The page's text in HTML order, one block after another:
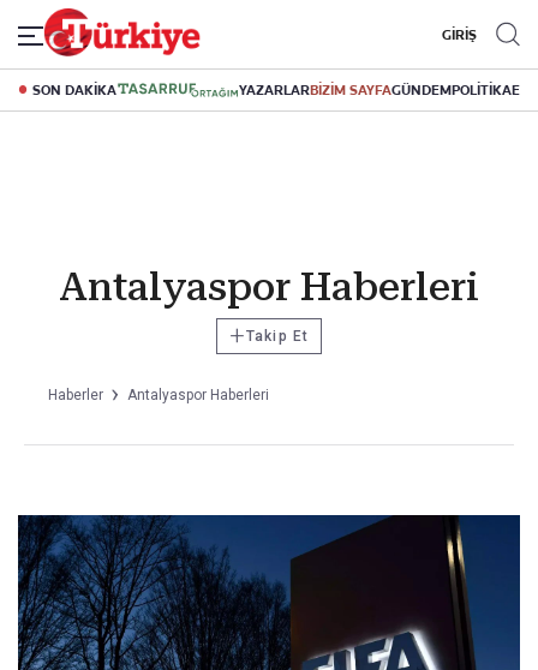
GİRİŞ
SON DAKİKA YAZARLARBİZİM SAYFAGÜNDEMPOLİTİKA
Antalyaspor Haberleri
+Takip Et
Haberler Antalyaspor Haberleri